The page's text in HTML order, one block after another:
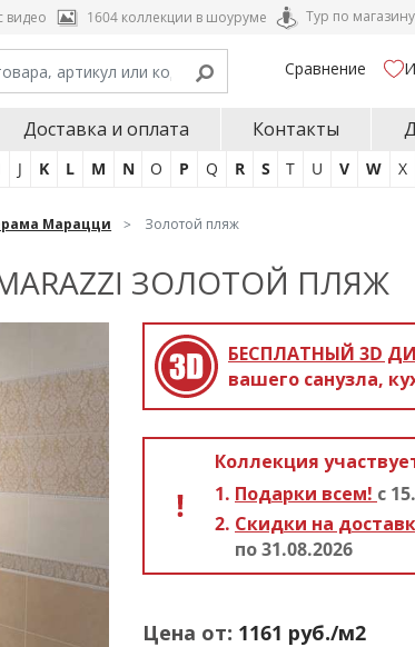
видео 1604 коллекции в шоуруме Тур по магазину
Сравнение
Доставка и оплата Контакты
J K L M N O P Q R S T U V W X
Марацци Золотой пляж
ЗОЛОТОЙ ПЛЯЖ
БЕСПЛАТНЫЙ 3D
вашего санузла,
Коллекция
Подарки всем! с
Скидки на
по 31.08.2026
Цена от: 1161 руб./м2